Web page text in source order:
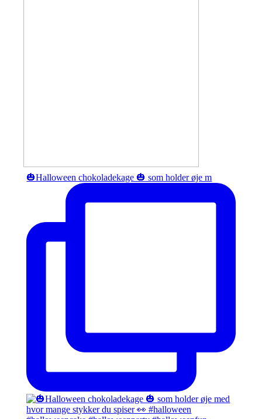
🎃Halloween chokoladekage 🎃 som holder øje m